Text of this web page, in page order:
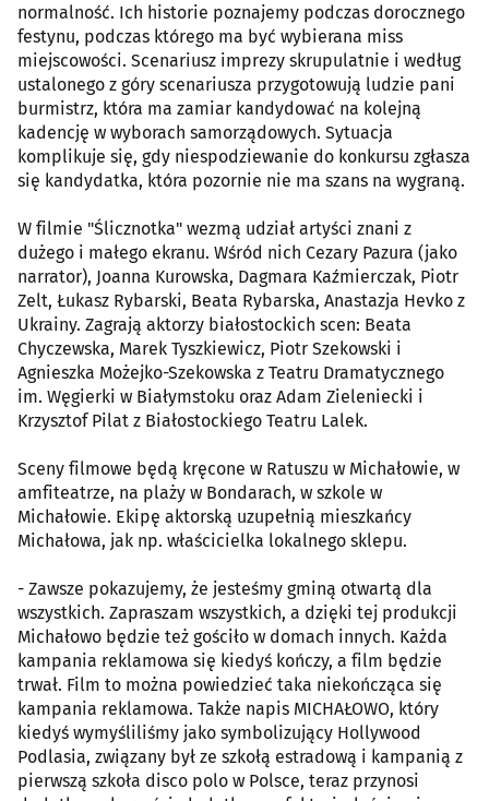
normalność. Ich historie poznajemy podczas dorocznego
festynu, podczas którego ma być wybierana miss
miejscowości. Scenariusz imprezy skrupulatnie i według
ustalonego z góry scenariusza przygotowują ludzie pani
burmistrz, która ma zamiar kandydować na kolejną
kadencję w wyborach samorządowych. Sytuacja
komplikuje się, gdy niespodziewanie do konkursu zgłasza
się kandydatka, która pozornie nie ma szans na wygraną.
W filmie "Ślicznotka" wezmą udział artyści znani z
dużego i małego ekranu. Wśród nich Cezary Pazura (jako
narrator), Joanna Kurowska, Dagmara Kaźmierczak, Piotr
Zelt, Łukasz Rybarski, Beata Rybarska, Anastazja Hevko z
Ukrainy. Zagrają aktorzy białostockich scen: Beata
Chyczewska, Marek Tyszkiewicz, Piotr Szekowski i
Agnieszka Możejko-Szekowska z Teatru Dramatycznego
im. Węgierki w Białymstoku oraz Adam Zieleniecki i
Krzysztof Pilat z Białostockiego Teatru Lalek.
Sceny filmowe będą kręcone w Ratuszu w Michałowie, w
amfiteatrze, na plaży w Bondarach, w szkole w
Michałowie. Ekipę aktorską uzupełnią mieszkańcy
Michałowa, jak np. właścicielka lokalnego sklepu.
- Zawsze pokazujemy, że jesteśmy gminą otwartą dla
wszystkich. Zapraszam wszystkich, a dzięki tej produkcji
Michałowo będzie też gościło w domach innych. Każda
kampania reklamowa się kiedyś kończy, a film będzie
trwał. Film to można powiedzieć taka niekończąca się
kampania reklamowa. Także napis MICHAŁOWO, który
kiedyś wymyśliliśmy jako symbolizujący Hollywood
Podlasia, związany był ze szkołą estradową i kampanią z
pierwszą szkoła disco polo w Polsce, teraz przynosi